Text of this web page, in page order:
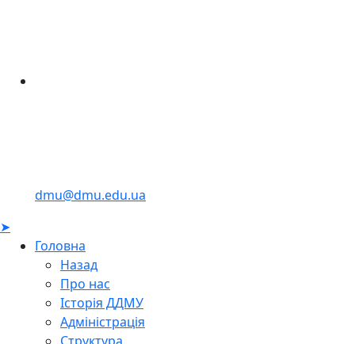
dmu@dmu.edu.ua
➤
Головна
Назад
Про нас
Історія ДДМУ
Адміністрація